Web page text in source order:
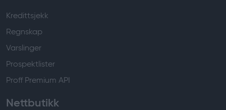
Kredittsjekk
Regnskap
Varslinger
Prospektlister
Proff Premium API
Nettbutikk